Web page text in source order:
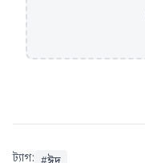
ট্যাগ: